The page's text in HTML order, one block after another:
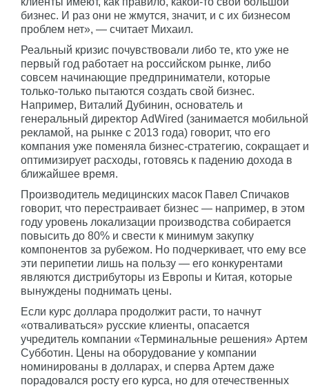
бизнес. И раз они не жмутся, значит, и с их бизнесом
проблем нет», — считает Михаил.
Реальный кризис почувствовали либо те, кто уже не
первый год работает на российском рынке, либо
совсем начинающие предприниматели, которые
только-только пытаются создать свой бизнес.
Например, Виталий Дубинин, основатель и
генеральный директор AdWired (занимается мобильной
рекламой, на рынке с 2013 года) говорит, что его
компания уже поменяла бизнес-стратегию, сокращает и
оптимизирует расходы, готовясь к падению дохода в
ближайшее время.
Производитель медицинских масок Павел Спичаков
говорит, что перестраивает бизнес — например, в этом
году уровень локализации производства собирается
повысить до 80% и свести к минимум закупку
компонентов за рубежом. Но подчеркивает, что ему все
эти перипетии лишь на пользу — его конкурентами
являются дистрибуторы из Европы и Китая, которые
вынуждены поднимать цены.
Если курс доллара продолжит расти, то начнут
«отваливаться» русские клиенты, опасается
учредитель компании «Терминальные решения» Артем
Субботин. Цены на оборудование у компании
номинированы в долларах, и сперва Артем даже
порадовался росту его курса, но для отечественных